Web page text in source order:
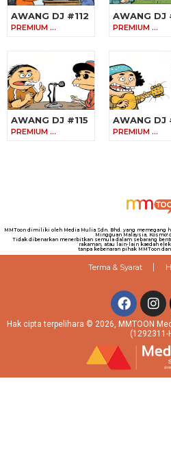
AWANG DJ #112
PREMIUM …
AWANG DJ
PREMIUM …
AWANG DJ #115
PREMIUM …
AWANG DJ
PREMIUM …
MMToon dimiliki oleh Media Mulia Sdn. Bhd. yang memegang
Mingguan Malaysia, Kosmo!
Tidak dibenarkan menerbitkan semula dalam sebarang
rakaman, atau lain-lain kaedah
tanpa kebenaran pihak MMToon
Terma & Syarat
Hak cipta terpelihara © 2026, MMTOON
(1292311-